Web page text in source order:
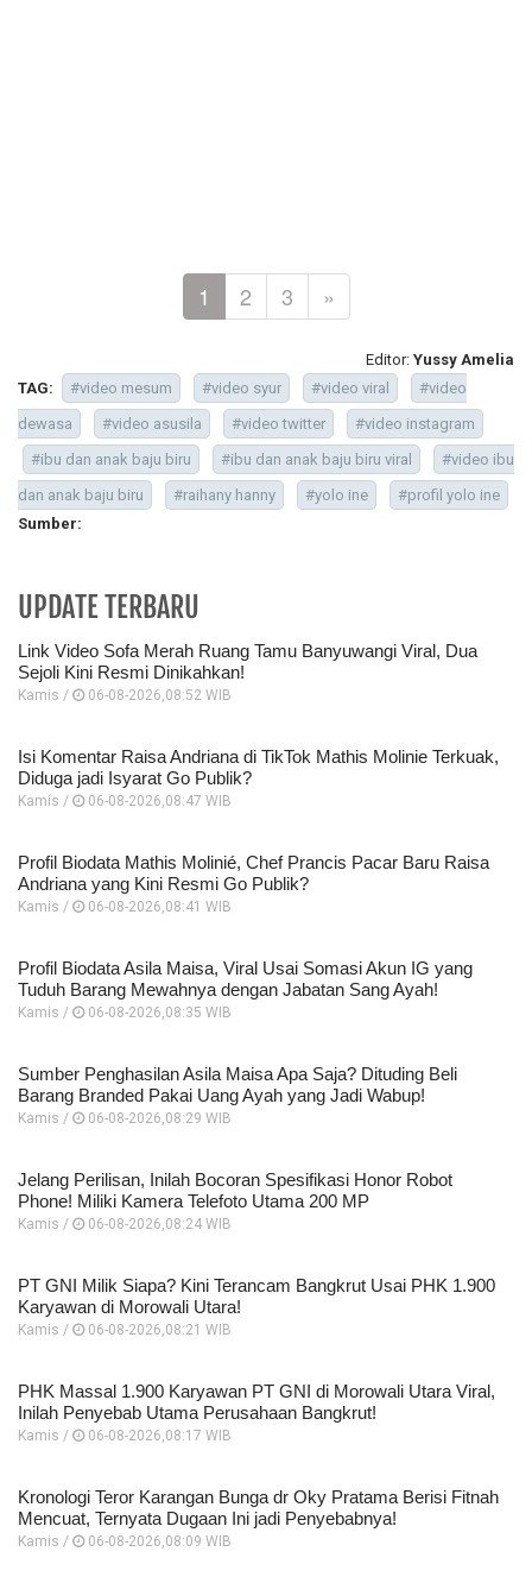
1 2 3 »
Editor: Yussy Amelia
TAG:
#video mesum #video syur #video viral
#video
dewasa
#video asusila #video twitter
#video instagram
#ibu dan anak baju biru
#ibu dan anak baju biru viral
#video ibu
dan anak baju biru
#raihany hanny #yolo ine
#profil yolo ine
Sumber:
UPDATE TERBARU
Link Video Sofa Merah Ruang Tamu Banyuwangi Viral, Dua
Sejoli Kini Resmi Dinikahkan!
Kamis / 06-08-2026,08:52 WIB
Isi Komentar Raisa Andriana di TikTok Mathis Molinie Terkuak,
Diduga jadi Isyarat Go Publik?
Kamis / 06-08-2026,08:47 WIB
Profil Biodata Mathis Molinié, Chef Prancis Pacar Baru Raisa
Andriana yang Kini Resmi Go Publik?
Kamis / 06-08-2026,08:41 WIB
Profil Biodata Asila Maisa, Viral Usai Somasi Akun IG yang
Tuduh Barang Mewahnya dengan Jabatan Sang Ayah!
Kamis / 06-08-2026,08:35 WIB
Sumber Penghasilan Asila Maisa Apa Saja? Dituding Beli
Barang Branded Pakai Uang Ayah yang Jadi Wabup!
Kamis / 06-08-2026,08:29 WIB
Jelang Perilisan, Inilah Bocoran Spesifikasi Honor Robot
Phone! Miliki Kamera Telefoto Utama 200 MP
Kamis / 06-08-2026,08:24 WIB
PT GNI Milik Siapa? Kini Terancam Bangkrut Usai PHK 1.900
Karyawan di Morowali Utara!
Kamis / 06-08-2026,08:21 WIB
PHK Massal 1.900 Karyawan PT GNI di Morowali Utara Viral,
Inilah Penyebab Utama Perusahaan Bangkrut!
Kamis / 06-08-2026,08:17 WIB
Kronologi Teror Karangan Bunga dr Oky Pratama Berisi Fitnah
Mencuat, Ternyata Dugaan Ini jadi Penyebabnya!
Kamis / 06-08-2026,08:09 WIB